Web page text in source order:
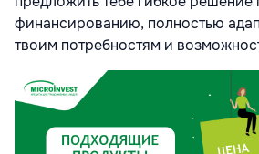
финансированию, полностью
твоим потребностям и